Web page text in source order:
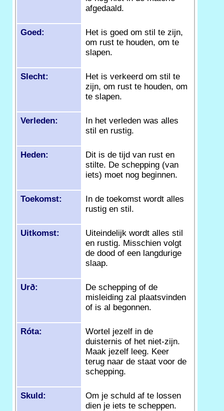
afgedaald.
Goed:
Het is goed om stil te zijn,
om rust te houden, om te
slapen.
Slecht:
Het is verkeerd om stil te
zijn, om rust te houden, om
te slapen.
Verleden:
In het verleden was alles
stil en rustig.
Heden:
Dit is de tijd van rust en
stilte. De schepping (van
iets) moet nog beginnen.
Toekomst:
In de toekomst wordt alles
rustig en stil.
Uitkomst:
Uiteindelijk wordt alles stil
en rustig. Misschien volgt
de dood of een langdurige
slaap.
Urð:
De schepping of de
misleiding zal plaatsvinden
of is al begonnen.
Róta:
Wortel jezelf in de
duisternis of het niet-zijn.
Maak jezelf leeg. Keer
terug naar de staat voor de
schepping.
Skuld:
Om je schuld af te lossen
dien je iets te scheppen.